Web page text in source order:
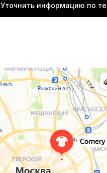
Уточнить информацию по